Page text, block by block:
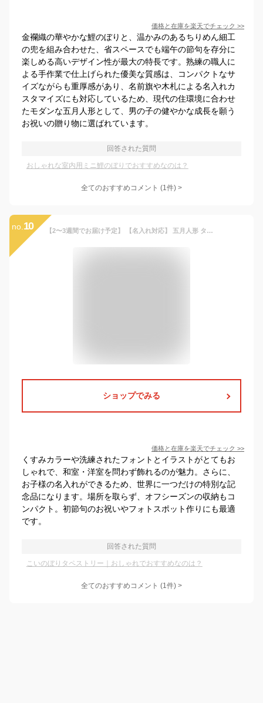
価格と在庫を楽天でチェック >>
金襴織の華やかな鯉のぼりと、温かみのあるちりめん細工
の兜を組み合わせた、省スペースでも端午の節句を存分に
楽しめる高いデザイン性が最大の特長です。熟練の職人に
よる手作業で仕上げられた優美な質感は、コンパクトなサ
イズながらも重厚感があり、名前旗や木札による名入れカ
スタマイズにも対応しているため、現代の住環境に合わせ
たモダンな五月人形として、男の子の健やかな成長を願う
お祝いの贈り物に選ばれています。
回答された質問
おしゃれな室内用ミニ鯉のぼりでおすすめなのは？
全てのおすすめコメント (1件) >
no. 10 【2〜3週間でお届け予定】 【名入れ対応】 五月人形 タペストリー こどもの日 名前旗 子供の日 端午の節句 5 月 人形 端午 の 節句 兜 こいのぼり おしゃれ 名入れ 名前入り 今どき 【タペストリー Mサイズ 端午の節句 名入れ】
ショップでみる
価格と在庫を楽天でチェック >>
くすみカラーや洗練されたフォントとイラストがとてもお
しゃれで、和室・洋室を問わず飾れるのが魅力。さらに、
お子様の名入れができるため、世界に一つだけの特別な記
念品になります。場所を取らず、オフシーズンの収納もコ
ンパクト。初節句のお祝いやフォトスポット作りにも最適
です。
回答された質問
こいのぼりタペストリー｜おしゃれでおすすめなのは？
全てのおすすめコメント (1件) >